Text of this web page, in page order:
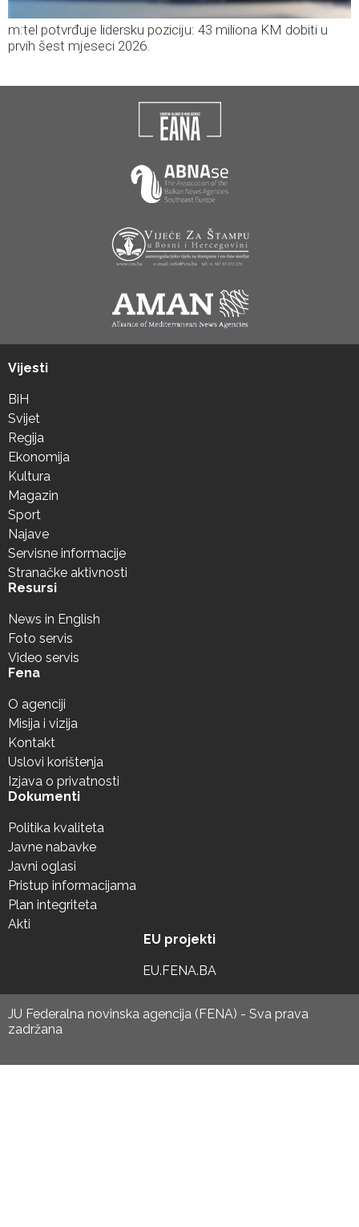
m:tel potvrđuje lidersku poziciju: 43 miliona KM dobiti u
prvih šest mjeseci 2026.
Vijesti
BiH
Svijet
Regija
Ekonomija
Kultura
Magazin
Sport
Najave
Servisne informacije
Stranačke aktivnosti
Resursi
News in English
Foto servis
Video servis
Fena
O agenciji
Misija i vizija
Kontakt
Uslovi korištenja
Izjava o privatnosti
Dokumenti
Politika kvaliteta
Javne nabavke
Javni oglasi
Pristup informacijama
Plan integriteta
Akti
EU projekti
EU.FENA.BA
JU Federalna novinska agencija (FENA) - Sva prava
zadržana